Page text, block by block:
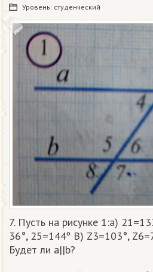
Уровень: студенческий
7. Пусть на рисунке 1:а)
36°, 25=144º B) Z3=103°,
Будет ли а||b?